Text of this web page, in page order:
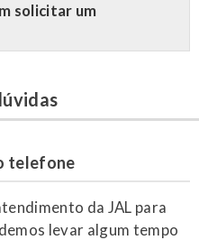
solicitar um
telefone
da JAL para
levar algum tempo